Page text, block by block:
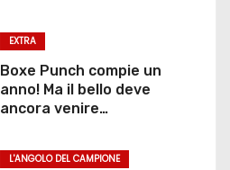
EXTRA
Boxe Punch compie un
anno! Ma il bello deve
ancora venire…
L'ANGOLO DEL CAMPIONE